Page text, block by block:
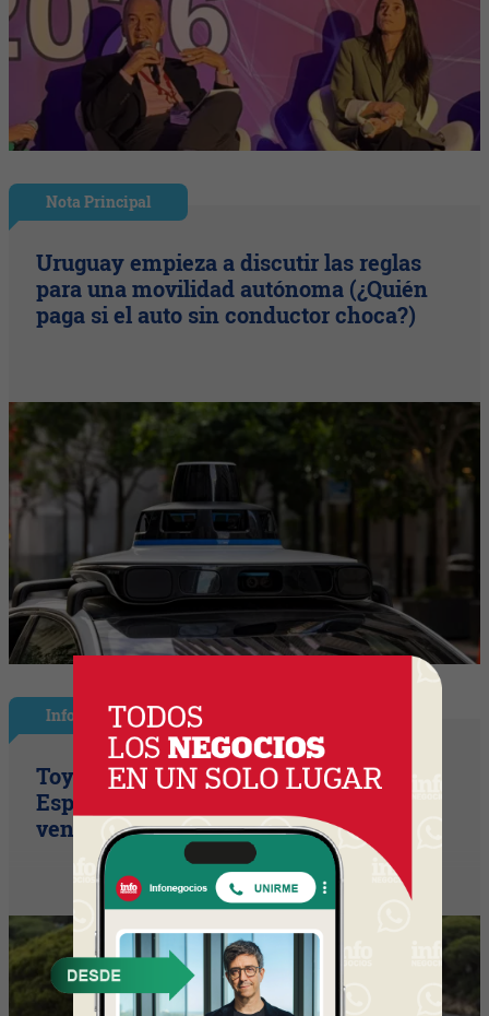
Nota Principal
Uruguay empieza a discutir las reglas
para una movilidad autónoma (¿Quién
paga si el auto sin conductor choca?)
InfoNegocios España
Toyota consolida su liderazgo en
España en julio tras hacer crecer sus
ventas un 10% en 2026